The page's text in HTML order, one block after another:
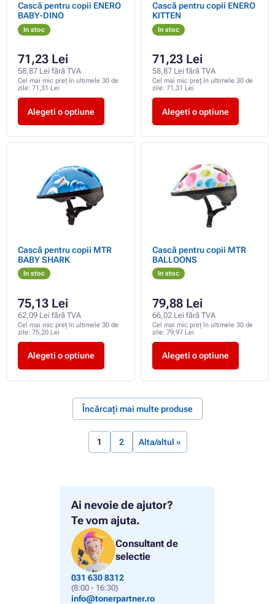
Ai nevoie de ajutor?
Te vom ajuta.
Consultant de
selectie
031 630 8312
(8:00 - 16:30)
info@tonerpartner.ro
Cască pentru copii ENERO
BABY-DINO
In stoc
71,23 Lei
58,87 Lei fără TVA
Cel mai mic preț în ultimele 30 de
zile: 71,31 Lei
Alegeti o optiune
Cască pentru copii ENERO
KITTEN
In stoc
71,23 Lei
58,87 Lei fără TVA
Cel mai mic preț în ultimele 30 de
zile: 71,31 Lei
Alegeti o optiune
Cască pentru copii MTR
BABY SHARK
In stoc
75,13 Lei
62,09 Lei fără TVA
Cel mai mic preț în ultimele 30 de
zile: 75,20 Lei
Alegeti o optiune
Cască pentru copii MTR
BALLOONS
In stoc
79,88 Lei
66,02 Lei fără TVA
Cel mai mic preț în ultimele 30 de
zile: 79,97 Lei
Alegeti o optiune
Încărcați mai multe produse
1 2 Alta/altul »